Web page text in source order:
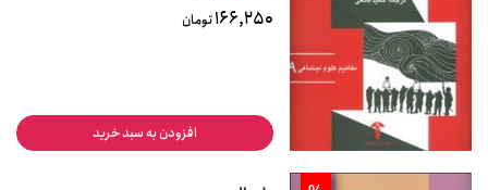
166,250تومان
افزودن به سبد خرید